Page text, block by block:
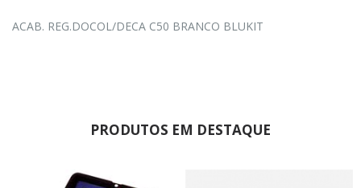
ACAB. REG.DOCOL/DECA C50 BRANCO BLUKIT
PRODUTOS EM DESTAQUE